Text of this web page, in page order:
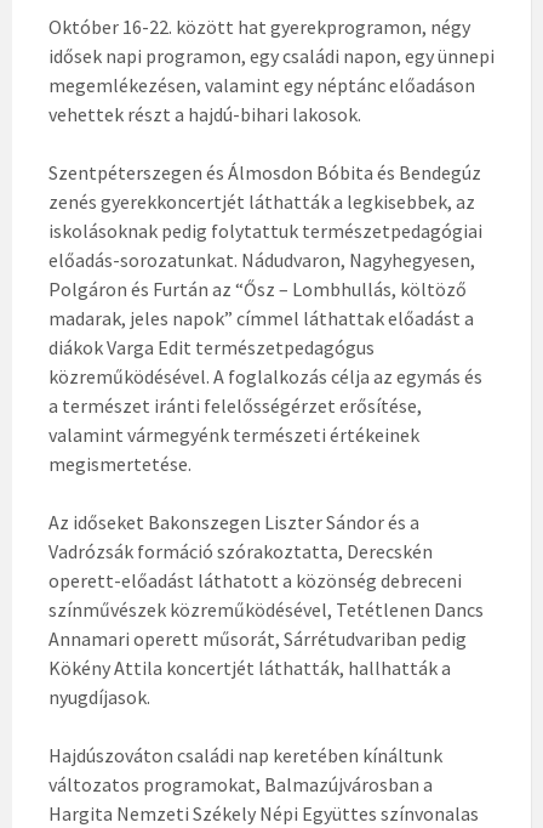
Október 16-22. között hat gyerekprogramon, négy
idősek napi programon, egy családi napon, egy ünnepi
megemlékezésen, valamint egy néptánc előadáson
vehettek részt a hajdú-bihari lakosok.
Szentpéterszegen és Álmosdon Bóbita és Bendegúz
zenés gyerekkoncertjét láthatták a legkisebbek, az
iskolásoknak pedig folytattuk természetpedagógiai
előadás-sorozatunkat. Nádudvaron, Nagyhegyesen,
Polgáron és Furtán az “Ősz – Lombhullás, költöző
madarak, jeles napok” címmel láthattak előadást a
diákok Varga Edit természetpedagógus
közreműködésével. A foglalkozás célja az egymás és
a természet iránti felelősségérzet erősítése,
valamint vármegyénk természeti értékeinek
megismertetése.
Az időseket Bakonszegen Liszter Sándor és a
Vadrózsák formáció szórakoztatta, Derecskén
operett-előadást láthatott a közönség debreceni
színművészek közreműködésével, Tetétlenen Dancs
Annamari operett műsorát, Sárrétudvariban pedig
Kökény Attila koncertjét láthatták, hallhatták a
nyugdíjasok.
Hajdúszováton családi nap keretében kínáltunk
változatos programokat, Balmazújvárosban a
Hargita Nemzeti Székely Népi Együttes színvonalas